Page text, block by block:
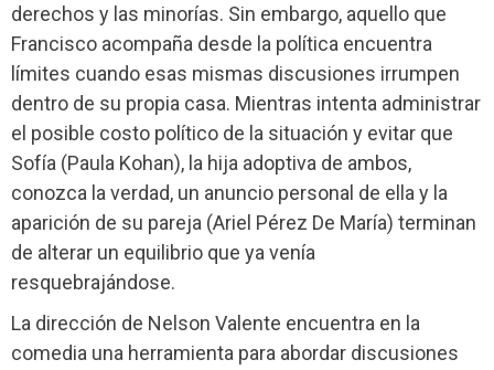
derechos y las minorías. Sin embargo, aquello que
Francisco acompaña desde la política encuentra
límites cuando esas mismas discusiones irrumpen
dentro de su propia casa. Mientras intenta administrar
el posible costo político de la situación y evitar que
Sofía (Paula Kohan), la hija adoptiva de ambos,
conozca la verdad, un anuncio personal de ella y la
aparición de su pareja (Ariel Pérez De María) terminan
de alterar un equilibrio que ya venía
resquebrajándose.
La dirección de Nelson Valente encuentra en la
comedia una herramienta para abordar discusiones